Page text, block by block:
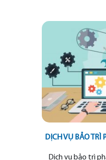
DỊCH VỤ BẢO TRÌ
Dịch vụ bảo trì